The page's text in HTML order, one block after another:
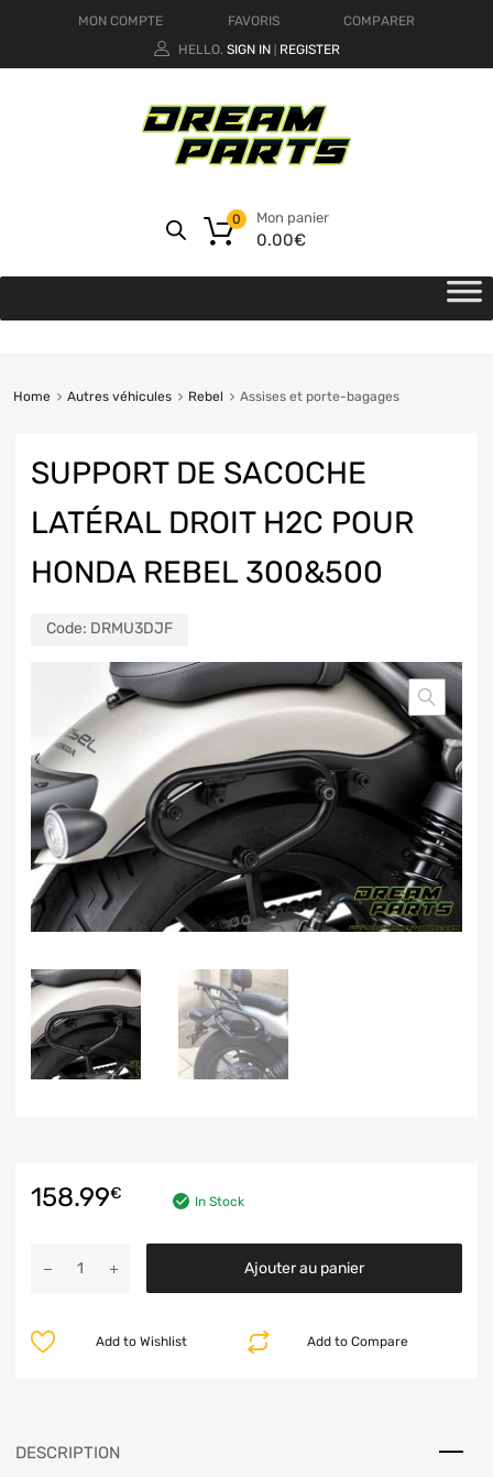
MON COMPTE FAVORIS
COMPARER
HELLO. SIGN IN REGISTER
Mon panier
0.00€
0
Home Autres véhicules Rebel Assises et porte-bagages
SUPPORT DE SACOCHE
LATÉRAL DROIT H2C POUR
HONDA REBEL 300&500
Code: DRMU3DJF
158.99€ In Stock
Ajouter au panier
Add to Compare
Add to Wishlist
DESCRIPTION